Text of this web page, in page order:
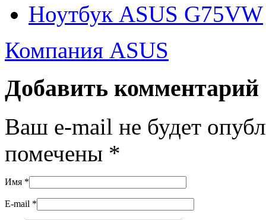
Ноутбук ASUS G75VW
Компания ASUS
Добавить комментарий
Ваш e-mail не будет
помечены *
Имя *
E-mail *